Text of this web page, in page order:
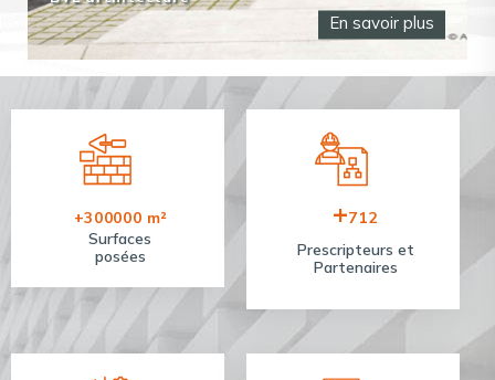
En savoir plus
+300000 m²
Surfaces
posées
+712
Prescripteurs et
Partenaires